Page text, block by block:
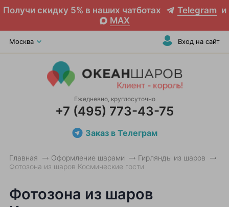
Получи скидку 5% в наших чатботах Telegram и
MAX
Москва Вход на сайт
Ежедневно, круглосуточно
+7 (495) 773-43-75
Заказ в Телеграм
Главная Оформление шарами
Гирлянды из шаров
Фотозона из шаров Космические гости
Фотозона из шаров